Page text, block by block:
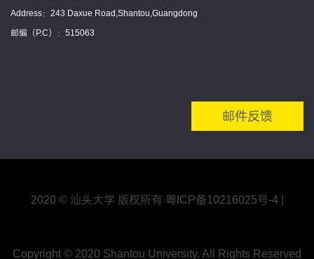
Address：243 Daxue Road,Shantou,Guangdong
邮编（P.C）：515063
邮件反馈
2020 © 汕头大学 版权所有 粤ICP备10216025号-4|
Copyright © 2020 Shantou University. All Rights Reserved